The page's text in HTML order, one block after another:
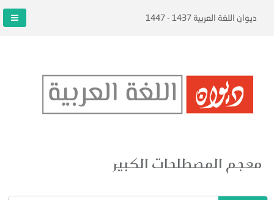
ديوان اللغة العربية 1437 - 1447
معجم المصطلحات الكبير